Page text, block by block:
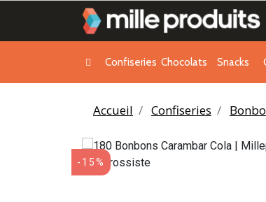
Confiseries Chocolats Snacks
Accueil Confiseries
-15%